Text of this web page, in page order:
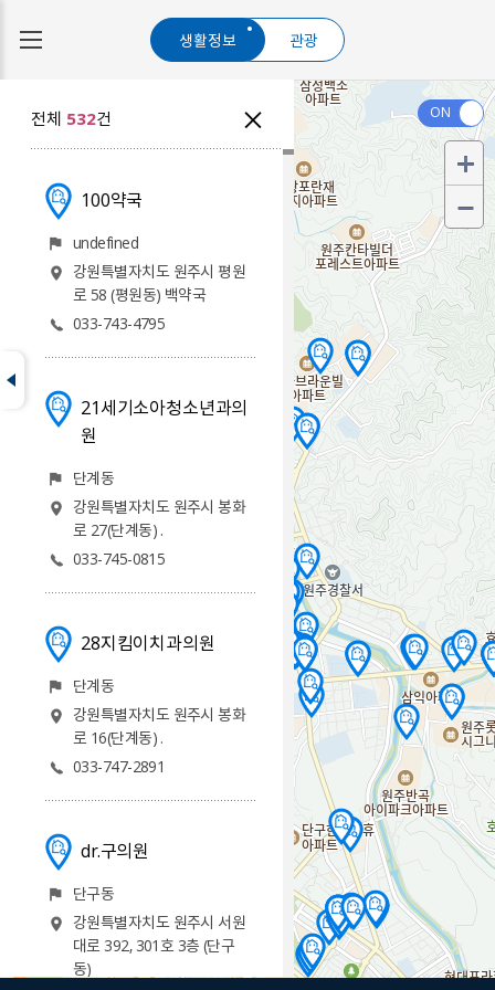
교육기관 아파트 사회복지
원주사랑
상품권가맹점
식품
생활정보 관광
전체 532건
100약국
undefined
강원특별자치도 원주시 평원
로 58 (평원동) 백약국
033-743-4795
21세기소아청소년과의
원
단계동
강원특별자치도 원주시 봉화
로 27(단계동) .
033-745-0815
28지킴이치과의원
단계동
강원특별자치도 원주시 봉화
로 16(단계동) .
033-747-2891
dr.구의원
단구동
강원특별자치도 원주시 서원
대로 392, 301호 3층 (단구
동)
500m